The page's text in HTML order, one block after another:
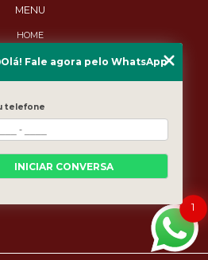
MENU
HOME
PRODUTOS
MANUTENÇÃO
CASES
MAPA DO SITE
1
Olá! Fale agora pelo WhatsApp
telefone
INICIAR CONVERSA